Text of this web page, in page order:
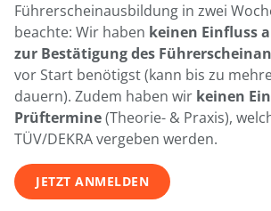
Führerscheinausbildung in zwei
beachte: Wir haben keinen Einfluss
zur Bestätigung des
vor Start benötigst (kann bis zu
dauern). Zudem haben wir keinen
Prüftermine(Theorie- & Praxis),
TÜV/DEKRA vergeben werden.
JETZT ANMELDEN